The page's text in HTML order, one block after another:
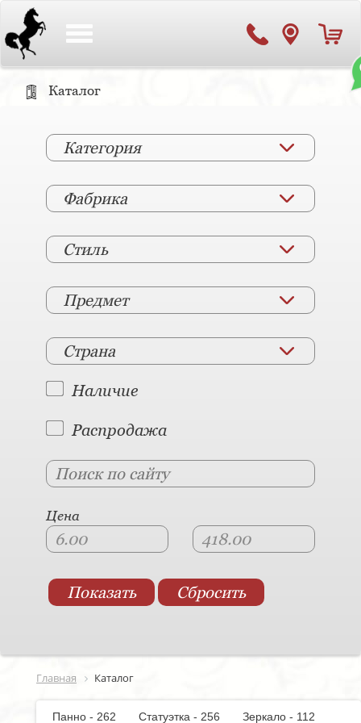
Каталог
Категория
Фабрика
Стиль
Предмет
Страна
Наличие
Распродажа
Цена
Главная Каталог
Панно - 262 Статуэтка - 256
Зеркало - 112